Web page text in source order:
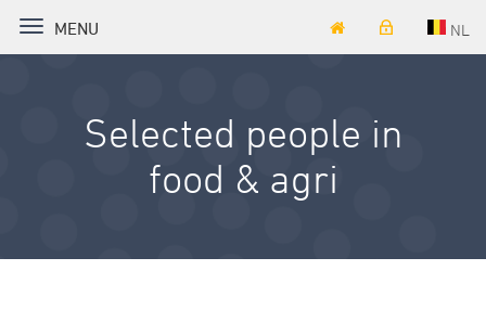
TOGGLE NAVIGATION
MENU NL
Selected people in
food & agri